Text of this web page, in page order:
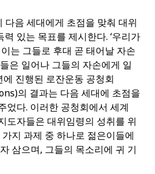
다음 세대에게 초점을 맞춰 대위
있는 목표를 제시한다. ‘우리가
는 그들로 후대 곧 태어날 자손
은 일어나 그들의 자손에게 일
에 진행된 로잔운동 공청회
의 결과는 다음 세대에 초점을
었다. 이러한 공청회에서 세계
도자들은 대위임령의 성취를 위
지 과제 중 하나로 젊은이들에
삼으며, 그들의 목소리에 귀 기